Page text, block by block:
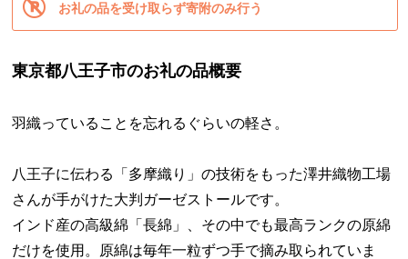
お礼の品を受け取らず寄附のみ行う
東京都八王子市のお礼の品概要
羽織っていることを忘れるぐらいの軽さ。
八王子に伝わる「多摩織り」の技術をもった澤井織物工場
さんが手がけた大判ガーゼストールです。
インド産の高級綿「長綿」、その中でも最高ランクの原綿
だけを使用。原綿は毎年一粒ずつ手で摘み取られていま